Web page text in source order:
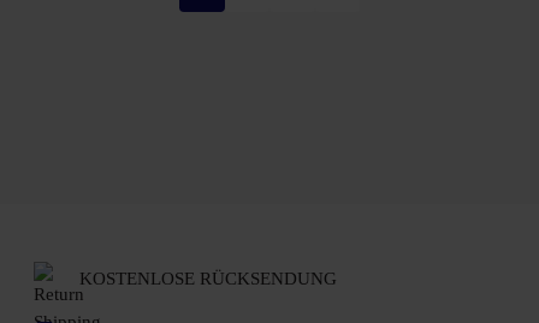
KOSTENLOSE RÜCKSENDUNG